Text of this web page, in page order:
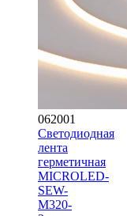
062001
Светодиодная
лента
герметичная
MICROLED-
SEW-
M320-